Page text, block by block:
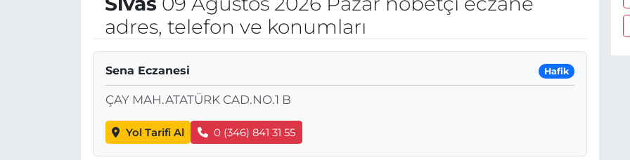
adres, telefon ve konumları
Sena Eczanesi Hafik
ÇAY MAH.ATATÜRK CAD.NO.1 B
Yol Tarifi Al 0 (346) 841 31 55